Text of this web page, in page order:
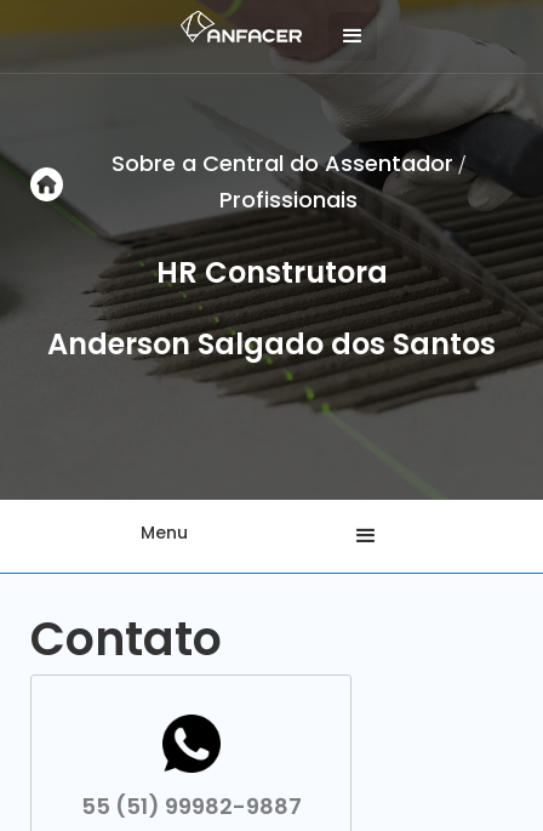
Sobre a Central do Assentador/
Profissionais
HR Construtora
Anderson Salgado dos Santos
Menu
Contato
55 (51) 99982-9887